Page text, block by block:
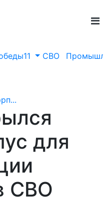
СВО
для
СВО